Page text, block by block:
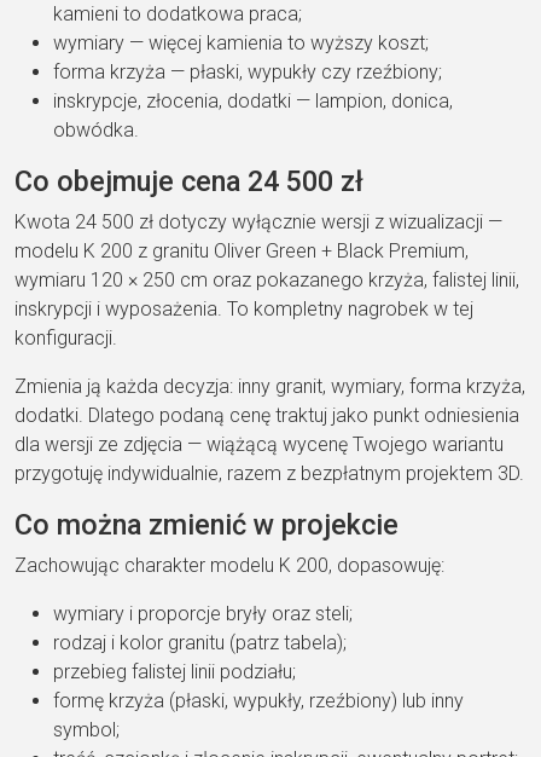
kamieni to dodatkowa praca;
wymiary — więcej kamienia to wyższy koszt;
forma krzyża — płaski, wypukły czy rzeźbiony;
inskrypcje, złocenia, dodatki — lampion, donica,
obwódka.
Co obejmuje cena 24 500 zł
Kwota 24 500 zł dotyczy wyłącznie wersji z wizualizacji —
modelu K 200 z granitu Oliver Green + Black Premium,
wymiaru 120 × 250 cm oraz pokazanego krzyża, falistej linii,
inskrypcji i wyposażenia. To kompletny nagrobek w tej
konfiguracji.
Zmienia ją każda decyzja: inny granit, wymiary, forma krzyża,
dodatki. Dlatego podaną cenę traktuj jako punkt odniesienia
dla wersji ze zdjęcia — wiążącą wycenę Twojego wariantu
przygotuję indywidualnie, razem z bezpłatnym projektem 3D.
Co można zmienić w projekcie
Zachowując charakter modelu K 200, dopasowuję:
wymiary i proporcje bryły oraz steli;
rodzaj i kolor granitu (patrz tabela);
przebieg falistej linii podziału;
formę krzyża (płaski, wypukły, rzeźbiony) lub inny
symbol;